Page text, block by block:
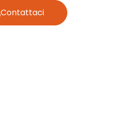
Contattaci